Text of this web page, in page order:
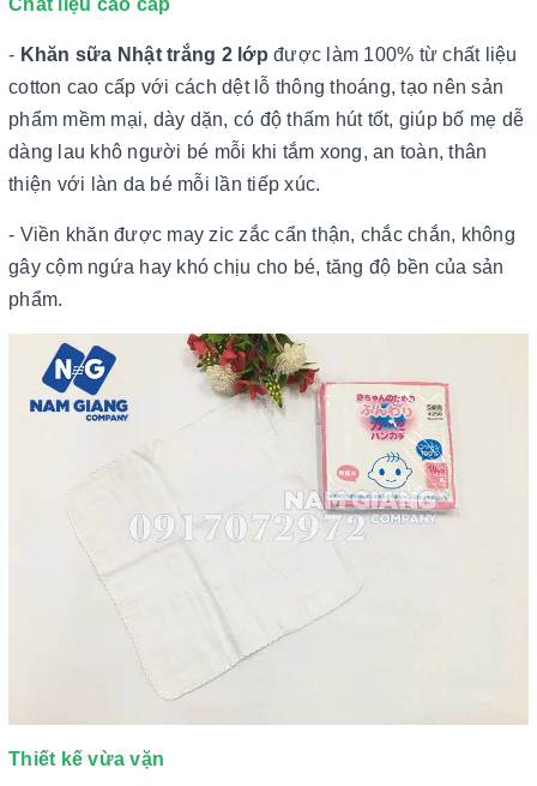
Chất liệu cao cấp
- Khăn sữa Nhật trắng 2 lớp được làm 100% từ chất liệu
cotton cao cấp với cách dệt lỗ thông thoáng, tạo nên sản
phẩm mềm mại, dày dặn, có độ thấm hút tốt, giúp bố mẹ dễ
dàng lau khô người bé mỗi khi tắm xong, an toàn, thân
thiện với làn da bé mỗi lần tiếp xúc.
- Viền khăn được may zic zắc cẩn thận, chắc chắn, không
gây cộm ngứa hay khó chịu cho bé, tăng độ bền của sản
phẩm.
Thiết kế vừa vặn